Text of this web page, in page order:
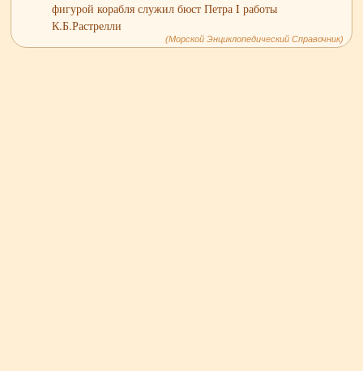
фигурой корабля служил бюст Петра I работы
К.Б.Растрелли
(Морской Энциклопедический Справочник)